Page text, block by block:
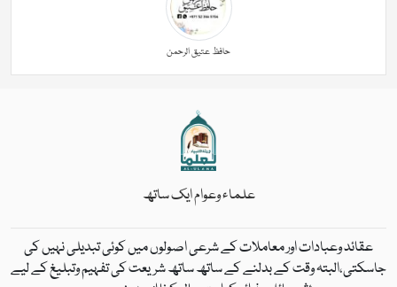
حافظ عتیق الرحمن
علماء وعوام ایک ساتھ
عقائد وعبادات اور معاملات کے شرعی اصولوں میں کوئی تبدیلی نہیں کی
جاسکتی،البتہ وقت کے بدلنے کے ساتھ ساتھ شریعت کی تفہیم وتبلیغ کے لیے